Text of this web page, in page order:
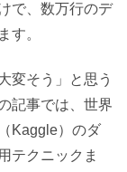
で、数万行のデ
す。
変そう」と思う
記事では、世界
Kaggle）のダ
テクニックま